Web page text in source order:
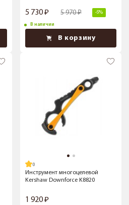
5 730 5 970 -5%
В наличии
В корзину
Инструмент многоцелевой
Kershaw Downforce K8820
1 920